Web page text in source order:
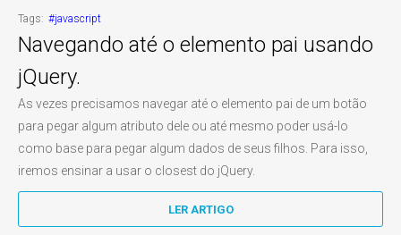
Tags: #javascript
Navegando até o elemento pai usando
jQuery.
As vezes precisamos navegar até o elemento pai de um botão
para pegar algum atributo dele ou até mesmo poder usá-lo
como base para pegar algum dados de seus filhos. Para isso,
iremos ensinar a usar o closest do jQuery.
LER ARTIGO